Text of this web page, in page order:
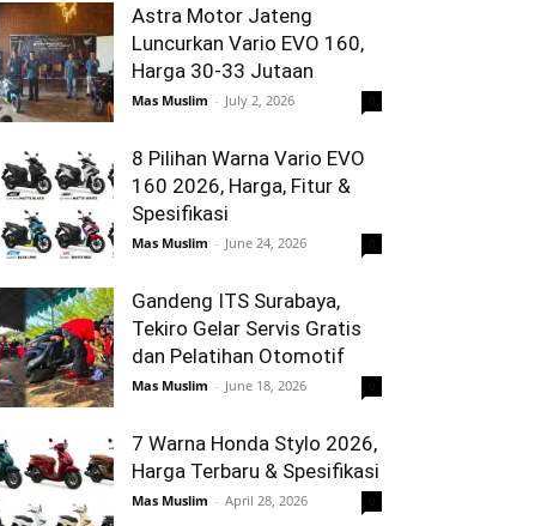
Astra Motor Jateng
Luncurkan Vario EVO 160,
Harga 30-33 Jutaan
Mas Muslim - July 2, 2026
8 Pilihan Warna Vario EVO
160 2026, Harga, Fitur &
Spesifikasi
Mas Muslim - June 24, 2026
Gandeng ITS Surabaya,
Tekiro Gelar Servis Gratis
dan Pelatihan Otomotif
Mas Muslim - June 18, 2026
7 Warna Honda Stylo 2026,
Harga Terbaru & Spesifikasi
Mas Muslim - April 28, 2026